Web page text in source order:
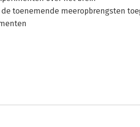
de toenemende meeropbrengsten